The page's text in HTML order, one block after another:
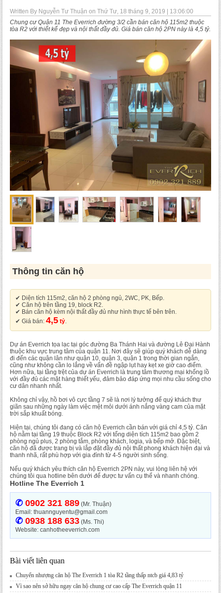
Written By Nguyễn Tư Thuận on Thứ Tư, 18 tháng 9, 2019 | 13:06:00
Chung cư Quận 11 The Everrich đường 3/2 cần bán căn hộ 115m2 thuộc
tòa R2 với thiết kế đẹp và nội thất đầy đủ. Giá bán căn hộ 2PN này là 4,5 tỷ.
Thông tin căn hộ
✔ Diện tích 115m2, căn hộ 2 phòng ngủ, 2WC, PK, Bếp.
✔ Căn hộ trên tầng 19, block R2.
✔ Bán căn hộ kèm nội thất đầy đủ như hình thực tế bên trên.
✔ Giá bán: 4,5 tỷ.
Dự án Everrich tọa lạc tại góc đường Ba Thánh Hai và đường Lê Đại Hành
thuộc khu vực trung tâm của quận 11. Nơi đây sẽ giúp quý khách dễ dàng
đi đến các quận lân như quận 10, quận 3, quận 1 trong thời gian ngắn,
cũng như không cần lo lắng về vấn đề ngập lụt hay kẹt xe giờ cao điểm.
Hơn nữa, tại tầng trệt của dự án Everrich là trung tâm thương mại khổng lồ
với đầy đủ các mặt hàng thiết yếu, đảm bảo đáp ứng mọi nhu cầu sống cho
cư dân nhanh nhất.
Không chỉ vậy, hồ bơi vô cực tầng 7 sẽ là nơi lý tưởng để quý khách thư
giãn sau những ngày làm việc mệt mỏi dưới ánh nắng vàng cam của mặt
trời sắp khuất bóng.
Hiện tại, chúng tôi đang có căn hộ Everrich cần bán với giá chỉ 4,5 tỷ. Căn
hộ nằm tại tầng 19 thuộc Block R2 với tổng diện tích 115m2 bao gồm 2
phòng ngủ plus, 2 phòng tắm, phòng khách, logia, và bếp mở. Đặc biệt,
căn hộ đã được trang bị và lắp đặt đầy đủ nội thất phong khách hiện đại và
thanh nhã, rất phù hợp với gia đình từ 4-5 người sinh sống.
Nếu quý khách yêu thích căn hộ Everrich 2PN này, vui lòng liên hệ với
chúng tôi qua hotline bên dưới để được tư vấn cụ thể và nhanh chóng.
Hotline The Everrich 1
✆ 0902 321 889 (Mr. Thuận)
Email: thuannguyentu@gmail.com
✆ 0938 188 633 (Ms. Thi)
Website: canhotheeverrich.com
Bài viết liên quan
Chuyển nhượng căn hộ The Everrich 1 tòa R2 tầng thấp ntcb giá 4,83 tỷ
Vì sao nên sở hữu ngay căn hộ chung cư cao cấp The Everrich quận 11